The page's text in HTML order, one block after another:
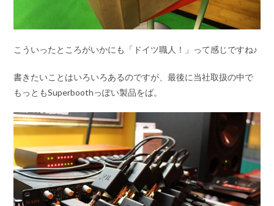
こういったところがいかにも「ドイツ職人！」って感じですね♪
書きたいことはいろいろあるのですが、最後に当社取扱の中で
もっともSuperboothっぽい製品をば。